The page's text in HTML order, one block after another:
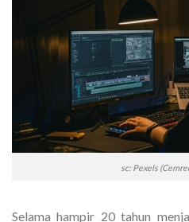
sc: Pexels
Selama hampir 20 tahun